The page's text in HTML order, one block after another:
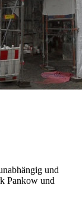
und
Pankow und